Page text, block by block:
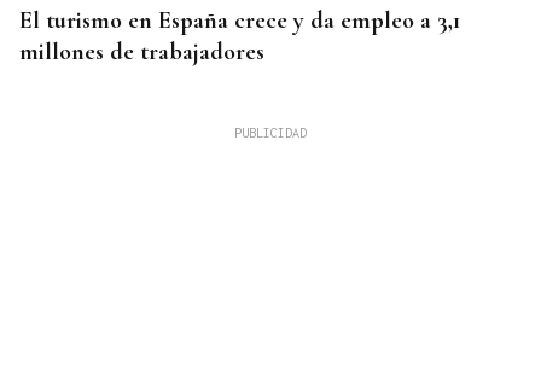
El turismo en España crece y da empleo a 3,1
millones de trabajadores